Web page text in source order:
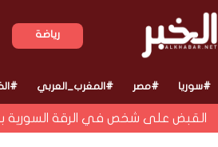
رياضة
#سوريا #مصر #المغرب_العربي
القبض على شخص في الرقة السورية